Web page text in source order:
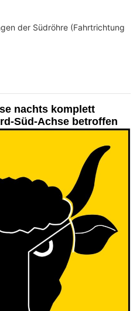
der Südröhre (Fahrtrichtung
nachts komplett
Süd-Achse betroffen